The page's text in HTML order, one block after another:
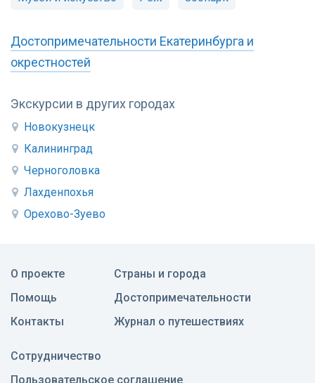
Экскурсии в других городах
Новокузнецк
Калининград
Черноголовка
Лахденпохья
Орехово-Зуево
Достопримечательности Екатеринбурга и
окрестностей
О проекте
Помощь
Контакты
Страны и города
Достопримечательности
Журнал о путешествиях
Сотрудничество
Пользовательское соглашение